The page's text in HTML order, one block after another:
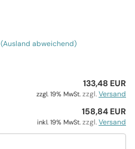
(Ausland abweichend)
133,48 EUR
zzgl. 19% MwSt. zzgl.Versand
158,84 EUR
inkl. 19% MwSt. zzgl.Versand